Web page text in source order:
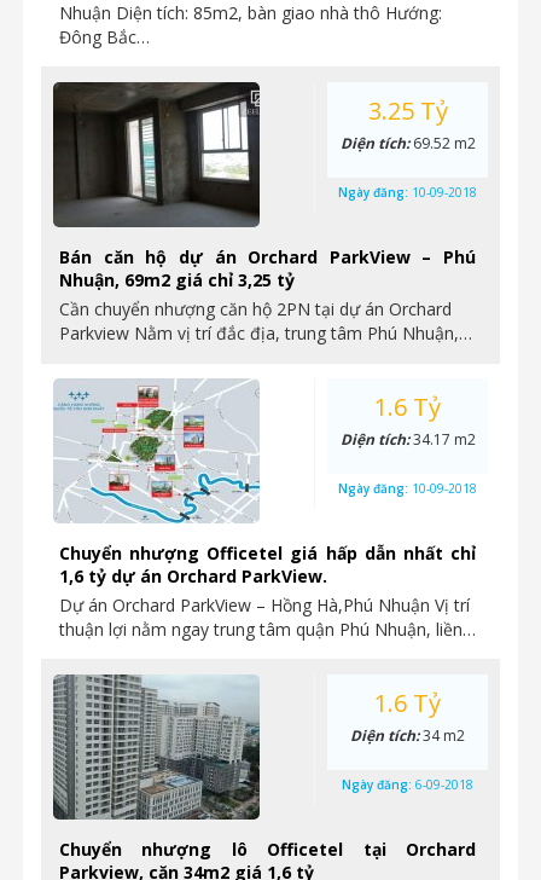
Giá hấp dẫn nhất thị trường, căn hộ 85m2 dự án
Orchard ParkView – Phú Nhuận.
Căn hộ 2PN+1 dự án Orchard ParkView – Phú
Nhuận Diện tích: 85m2, bàn giao nhà thô Hướng:
Đông Bắc…
Bán căn hộ dự án Orchard ParkView – Phú
Nhuận, 69m2 giá chỉ 3,25 tỷ
Cần chuyển nhượng căn hộ 2PN tại dự án Orchard
Parkview Nằm vị trí đắc địa, trung tâm Phú Nhuận,…
Diện tích: 69.52 m2
Ngày đăng:10-09-2018
Chuyển nhượng Officetel giá hấp dẫn nhất chỉ
1,6 tỷ dự án Orchard ParkView.
Dự án Orchard ParkView – Hồng Hà,Phú Nhuận Vị trí
thuận lợi nằm ngay trung tâm quận Phú Nhuận, liền…
Diện tích:34.17 m2
Ngày đăng:10-09-2018
Diện tích:34 m2